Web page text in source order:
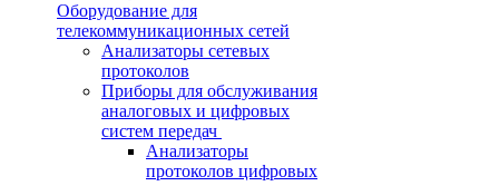
Оборудование для
телекоммуникационных сетей
Анализаторы сетевых
протоколов
Приборы для обслуживания
аналоговых и цифровых
систем передач
Анализаторы
протоколов цифровых